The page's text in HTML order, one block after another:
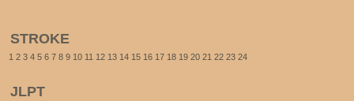
STROKE
1 2 3 4 5 6 7 8 9 10 11 12 13 14 15 16 17 18 19 20 21 22 23 24
JLPT